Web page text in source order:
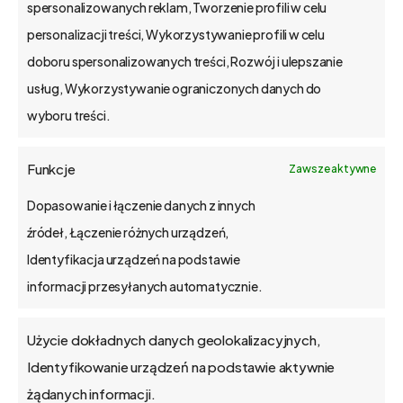
spersonalizowanych reklam, Tworzenie profili w celu
personalizacji treści, Wykorzystywanie profili w celu
doboru spersonalizowanych treści, Rozwój i ulepszanie
usług, Wykorzystywanie ograniczonych danych do
wyboru treści.
Funkcje Zawsze aktywne
Dopasowanie i łączenie danych z innych
źródeł, Łączenie różnych urządzeń,
Identyfikacja urządzeń na podstawie
informacji przesyłanych automatycznie.
Użycie dokładnych danych geolokalizacyjnych,
Identyfikowanie urządzeń na podstawie aktywnie
żądanych informacji.
Poznań, Polska
tel. 61 848 44 23
bs4@bs4.io
Jak wdrażamy
API
Blog
Kontakt